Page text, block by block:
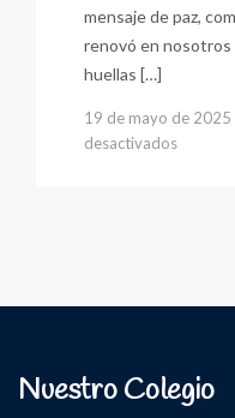
mensaje de paz,
renovó en nosotros
huellas […]
19 de mayo de 2025
desactivados
a
La
Nuestro Colegio